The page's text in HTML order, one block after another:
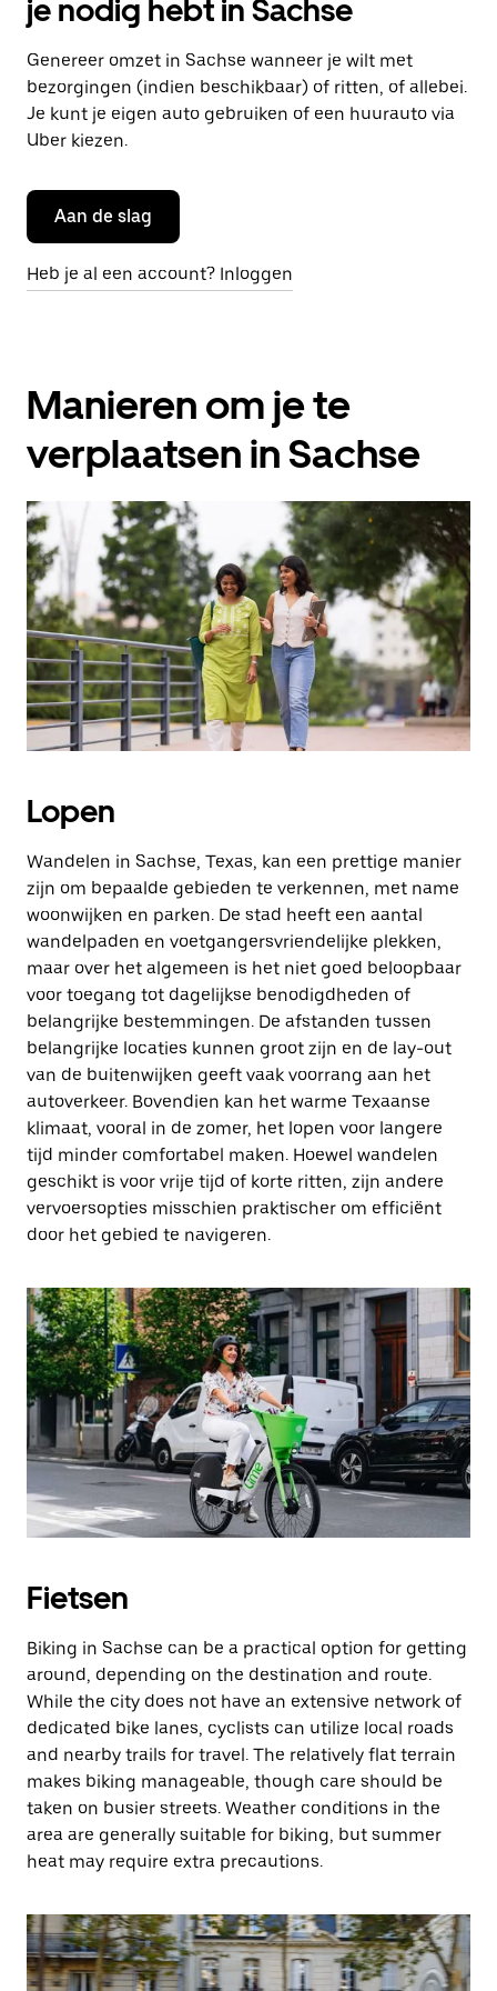
je nodig hebt in Sachse
Genereer omzet in Sachse wanneer je wilt met
bezorgingen (indien beschikbaar) of ritten, of allebei.
Je kunt je eigen auto gebruiken of een huurauto via
Uber kiezen.
Aan de slag
Heb je al een account? Inloggen
Manieren om je te
verplaatsen in Sachse
Lopen
Wandelen in Sachse, Texas, kan een prettige manier
zijn om bepaalde gebieden te verkennen, met name
woonwijken en parken. De stad heeft een aantal
wandelpaden en voetgangersvriendelijke plekken,
maar over het algemeen is het niet goed beloopbaar
voor toegang tot dagelijkse benodigdheden of
belangrijke bestemmingen. De afstanden tussen
belangrijke locaties kunnen groot zijn en de lay-out
van de buitenwijken geeft vaak voorrang aan het
autoverkeer. Bovendien kan het warme Texaanse
klimaat, vooral in de zomer, het lopen voor langere
tijd minder comfortabel maken. Hoewel wandelen
geschikt is voor vrije tijd of korte ritten, zijn andere
vervoersopties misschien praktischer om efficiënt
door het gebied te navigeren.
Fietsen
Biking in Sachse can be a practical option for getting
around, depending on the destination and route.
While the city does not have an extensive network of
dedicated bike lanes, cyclists can utilize local roads
and nearby trails for travel. The relatively flat terrain
makes biking manageable, though care should be
taken on busier streets. Weather conditions in the
area are generally suitable for biking, but summer
heat may require extra precautions.